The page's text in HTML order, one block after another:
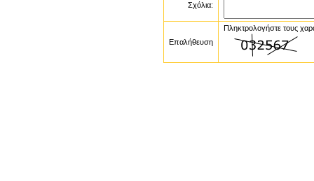
Σχόλια:
Επαλήθευση
Πληκτρολογήστε τους